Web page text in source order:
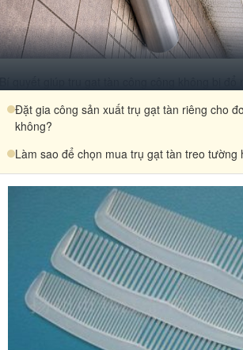
Đặt gia công sản xuất trụ gạt tàn riêng cho
không?
Làm sao để chọn mua trụ gạt tàn treo tường